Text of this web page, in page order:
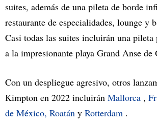
suites, además de una pileta de borde
restaurante de especialidades, lounge y
Casi todas las suites incluirán una
a la impresionante playa Grand Anse de
Con un despliegue agresivo, otros
Kimpton en 2022 incluirán Mallorca ,
de México, Roatán y Rotterdam .